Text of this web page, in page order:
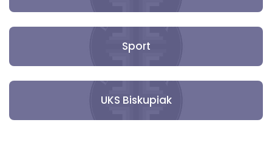
Sport
UKS Biskupiak